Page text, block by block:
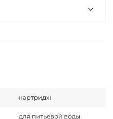
картридж
для питьевой воды